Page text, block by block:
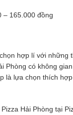
– 165.000 đồng
hợp lí với những
Phòng có không
là lựa chọn thích
Hải Phòng tại